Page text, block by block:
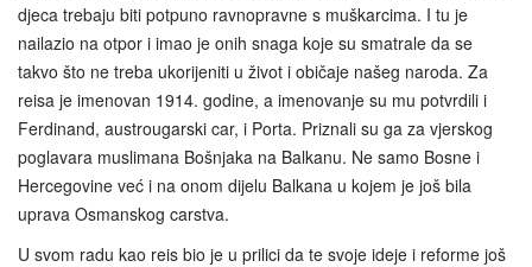
djeca trebaju biti potpuno ravnopravne s muškarcima. I tu je
nailazio na otpor i imao je onih snaga koje su smatrale da se
takvo što ne treba ukorijeniti u život i običaje našeg naroda. Za
reisa je imenovan 1914. godine, a imenovanje su mu potvrdili i
Ferdinand, austrougarski car, i Porta. Priznali su ga za vjerskog
poglavara muslimana Bošnjaka na Balkanu. Ne samo Bosne i
Hercegovine već i na onom dijelu Balkana u kojem je još bila
uprava Osmanskog carstva.
U svom radu kao reis bio je u prilici da te svoje ideje i reforme još